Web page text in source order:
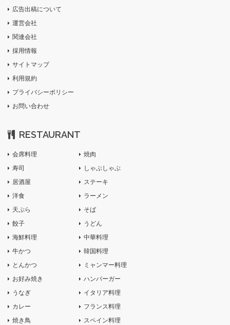
広告出稿について
運営会社
関連会社
採用情報
サイトマップ
利用規約
プライバシーポリシー
お問い合わせ
RESTAURANT
会席料理
寿司
居酒屋
洋食
天ぷら
餃子
海鮮料理
牛かつ
とんかつ
お好み焼き
うなぎ
カレー
焼き鳥
焼肉
しゃぶしゃぶ
ステーキ
ラーメン
そば
うどん
中華料理
韓国料理
ミャンマー料理
ハンバーガー
イタリア料理
フランス料理
スペイン料理